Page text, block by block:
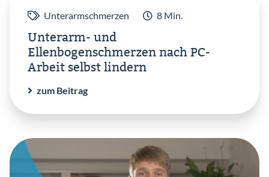
Unterarmschmerzen 8 Min.
Unterarm- und
Ellenbogenschmerzen nach PC-
Arbeit selbst lindern
zum Beitrag